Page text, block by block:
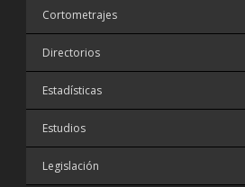
Cortometrajes
Directorios
Estadísticas
Estudios
Legislación